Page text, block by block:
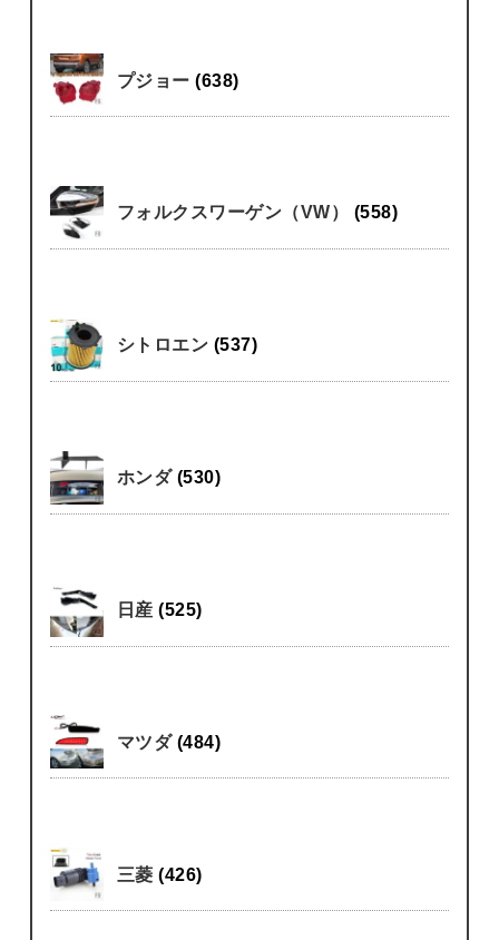
プジョー(638)
フォルクスワーゲン（VW） (558)
シトロエン (537)
ホンダ (530)
日産(525)
マツダ (484)
三菱(426)